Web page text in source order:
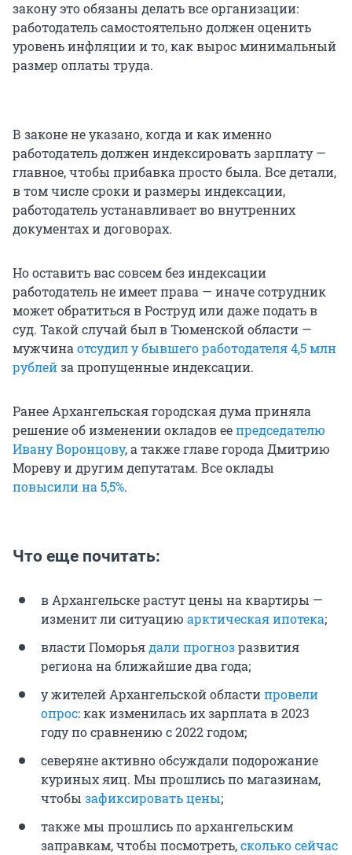
закону это обязаны делать все организации:
работодатель самостоятельно должен оценить
уровень инфляции и то, как вырос минимальный
размер оплаты труда.
В законе не указано, когда и как именно
работодатель должен индексировать зарплату —
главное, чтобы прибавка просто была. Все детали,
в том числе сроки и размеры индексации,
работодатель устанавливает во внутренних
документах и договорах.
Но оставить вас совсем без индексации
работодатель не имеет права — иначе сотрудник
может обратиться в Роструд или даже подать в
суд. Такой случай был в Тюменской области —
мужчинаотсудил у бывшего работодателя 4,5 млн
рублейза пропущенные индексации.
Ранее Архангельская городская дума приняла
решение об изменении окладов еепредседателю
Ивану Воронцову, а также главе города Дмитрию
Мореву и другим депутатам. Все оклады
повысили на 5,5%.
Что еще почитать:
в Архангельске растут цены на квартиры —
изменит ли ситуацию арктическая ипотека;
власти Поморьядали прогнозразвития
региона на ближайшие два года;
у жителей Архангельской областипровели
опрос: как изменилась их зарплата в 2023
году по сравнению с 2022 годом;
северяне активно обсуждали подорожание
куриных яиц. Мы прошлись по магазинам,
чтобы зафиксировать цены;
также мы прошлись по архангельским
заправкам, чтобы посмотреть,сколько сейчас